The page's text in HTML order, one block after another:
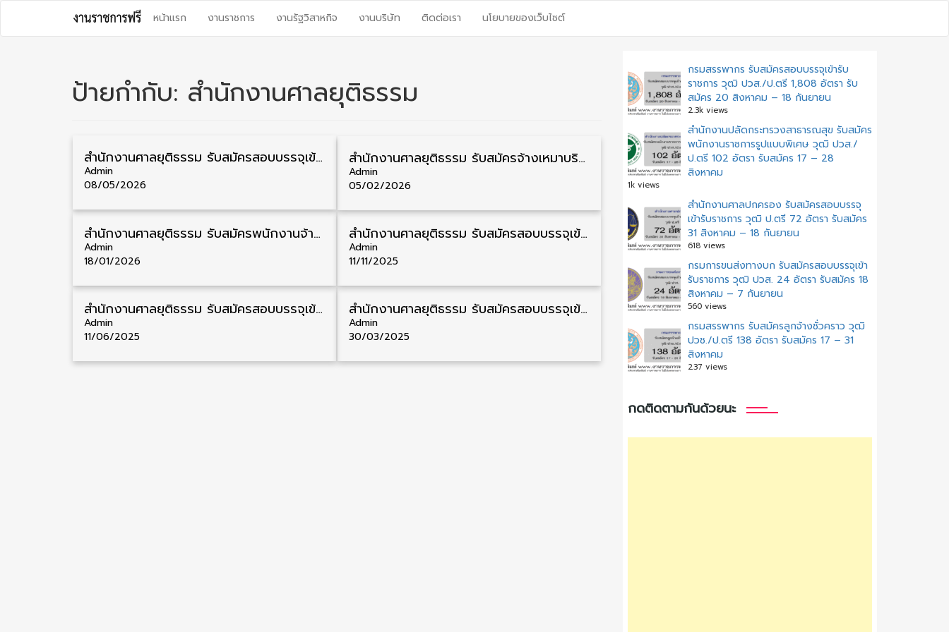
content
หน้าแรก งานราชการ งานรัฐวิสาหกิจ งานบริษัท ติดต่อเรา นโยบายของเว็บไซต์
ป้ายกำกับ: สำนักงานศาลยุติธรรม
สำนักงานศาลยุติธรรม รับสมัครสอบบรรจุเข้ารับราชการ วุฒิ ป.ตรี ทดแทนตำแหน่งที่ว่าง รับสมัคร 19 พฤษภาคม – 10 มิถุนายน
Admin
08/05/2026
สำนักงานศาลยุติธรรม รับสมัครจ้างเหมาบริการ วุฒิ ปวช./ปวท./ปวส. 3 อัตรา รับสมัคร 3 – 13 กุมภาพันธ์
Admin
05/02/2026
สำนักงานศาลยุติธรรม รับสมัครพนักงานจ้างเหมาบริการ วุฒิ ป.ตรี 24 อัตรา รับสมัคร 16 – 20 มกราคม
Admin
18/01/2026
สำนักงานศาลยุติธรรม รับสมัครสอบบรรจุเข้ารับราชการ วุฒิ ปวช./ปวส./ป.ตรี/ป.โท หลายอัตรา รับสมัคร 20 พฤศจิกายน – 12 ธันวาคม
Admin
11/11/2025
สำนักงานศาลยุติธรรม รับสมัครสอบบรรจุเข้ารับราชการ วุฒิ ปวส. หลายสาขาวิชา รับสมัคร 13 มิถุนายน – 3 กรกฎาคม
Admin
11/06/2025
สำนักงานศาลยุติธรรม รับสมัครสอบบรรจุเข้ารับราชการ วุฒิ ปวช./ปวส. หลายอัตรา รับสมัคร 3 – 29 เมษายน
Admin
30/03/2025
กรมสรรพากร รับสมัครสอบบรรจุเข้ารับ
ราชการ วุฒิ ปวส./ป.ตรี 1,808 อัตรา รับ
สมัคร 20 สิงหาคม – 18 กันยายน
2.3k views
สำนักงานปลัดกระทรวงสาธารณสุข รับสมัคร
พนักงานราชการรูปแบบพิเศษ วุฒิ ปวส./
ป.ตรี 102 อัตรา รับสมัคร 17 – 28
สิงหาคม
1k views
สํานักงานศาลปกครอง รับสมัครสอบบรรจุ
เข้ารับราชการ วุฒิ ป.ตรี 72 อัตรา รับสมัคร
31 สิงหาคม – 18 กันยายน
618 views
กรมการขนส่งทางบก รับสมัครสอบบรรจุเข้า
รับราชการ วุฒิ ปวส. 24 อัตรา รับสมัคร 18
สิงหาคม – 7 กันยายน
560 views
กรมสรรพากร รับสมัครลูกจ้างชั่วคราว วุฒิ
ปวช./ป.ตรี 138 อัตรา รับสมัคร 17 – 31
สิงหาคม
237 views
กดติดตามกันด้วยนะ